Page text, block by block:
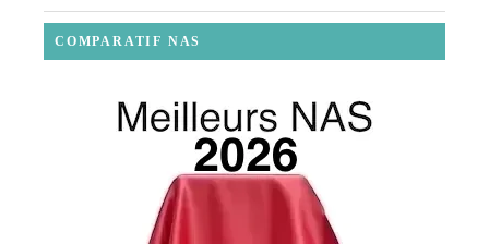
COMPARATIF NAS